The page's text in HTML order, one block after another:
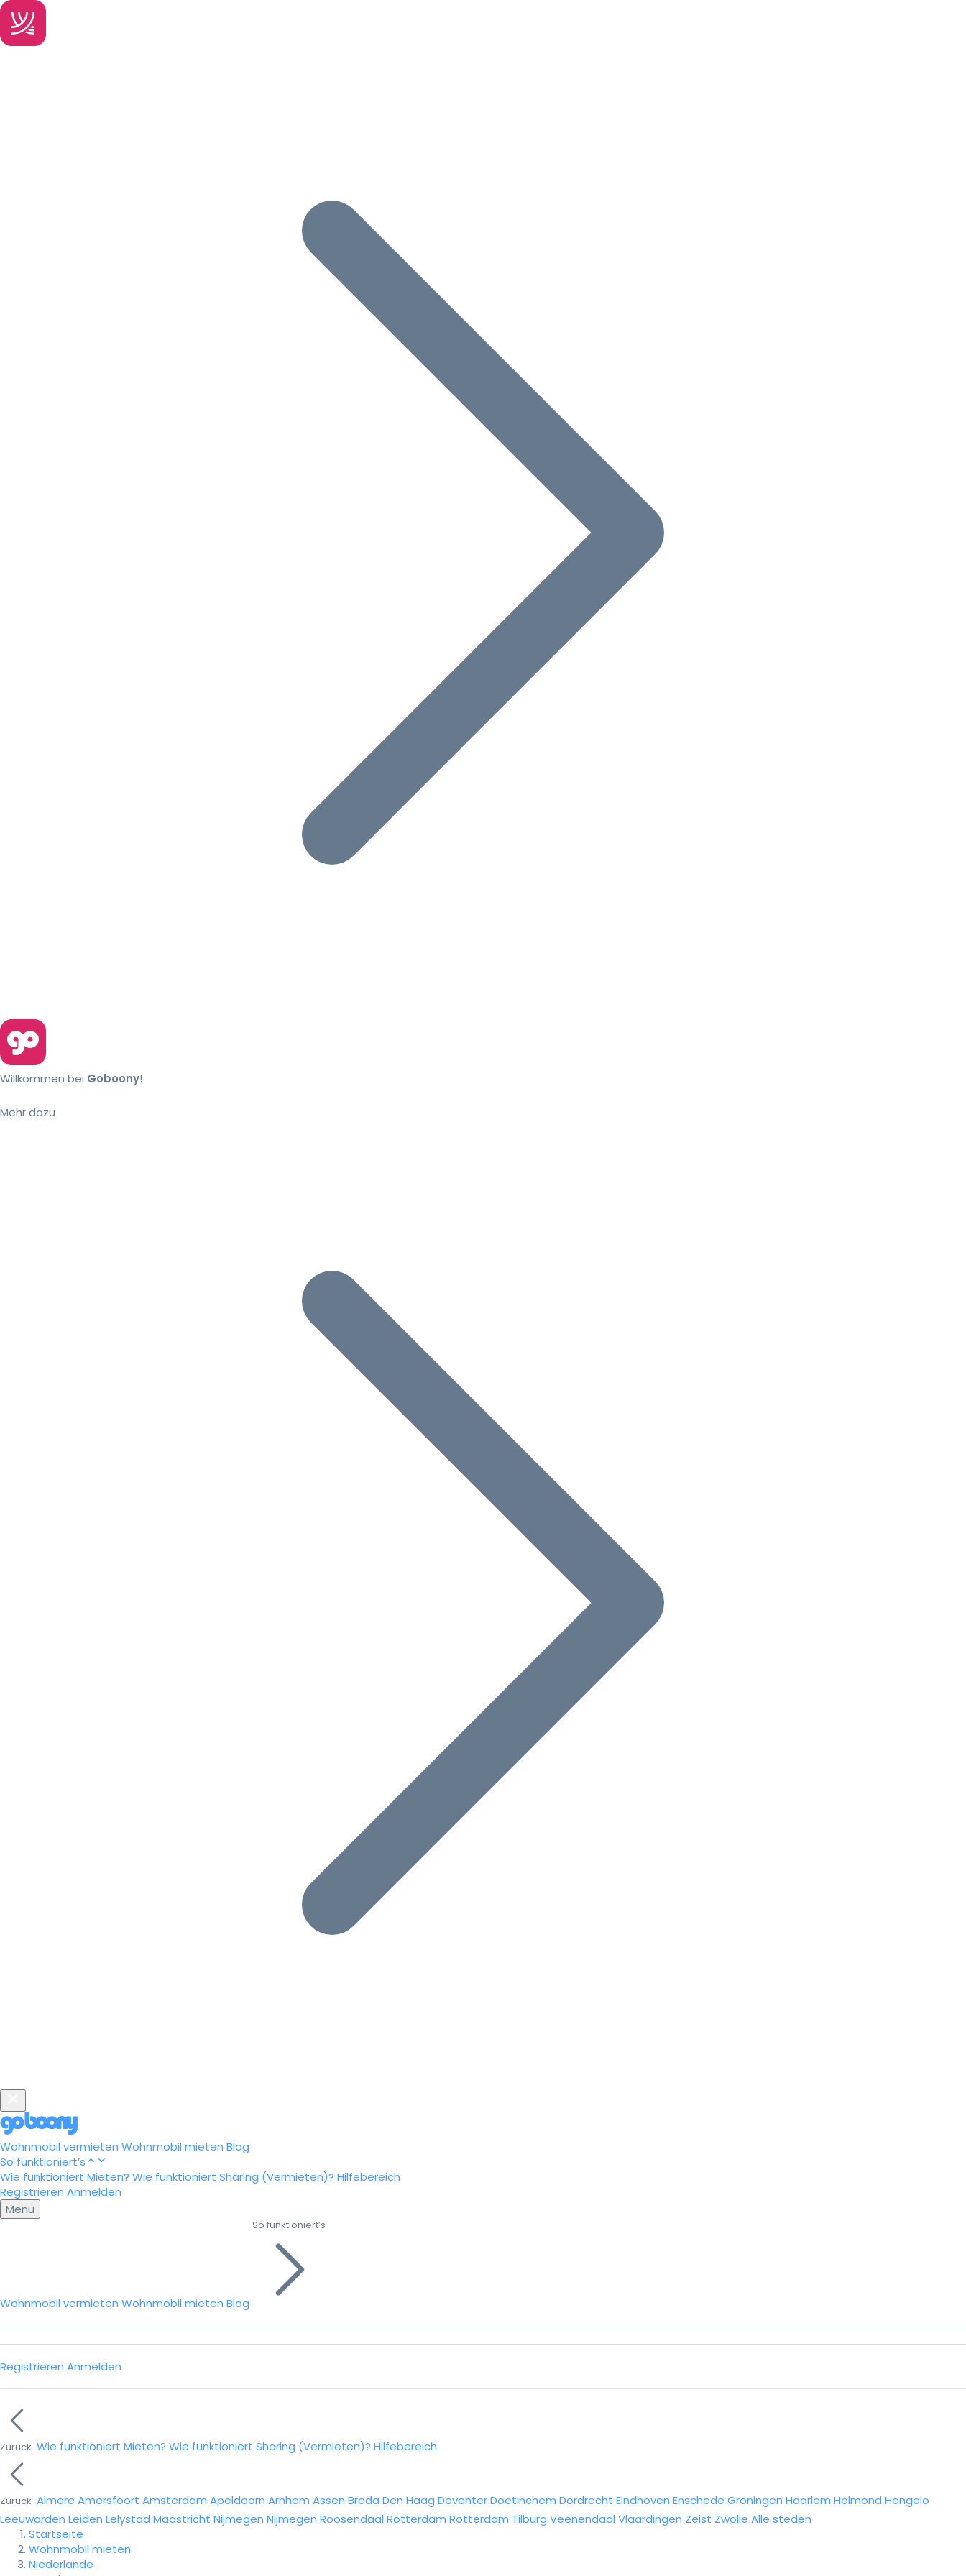
Willkommen bei Goboony!
Mehr dazu
Wohnmobil vermieten Wohnmobil mieten Blog
So funktioniert’s
Wie funktioniert Mieten? Wie funktioniert Sharing (Vermieten)? Hilfebereich
Registrieren Anmelden
Menu
Wohnmobil vermieten Wohnmobil mieten Blog
So funktioniert’s
Registrieren Anmelden
Zurück Wie funktioniert Mieten? Wie funktioniert Sharing (Vermieten)? Hilfebereich
Zurück Almere Amersfoort Amsterdam Apeldoorn Arnhem Assen Breda Den Haag DeventerDoetinchem Dordrecht Eindhoven Enschede Groningen Haarlem Helmond Hengelo
Leeuwarden Leiden Lelystad Maastricht Nijmegen Nijmegen Roosendaal Rotterdam Rotterdam Tilburg Veenendaal Vlaardingen Zeist Zwolle Alle steden
Startseite
Wohnmobil mieten
Niederlande